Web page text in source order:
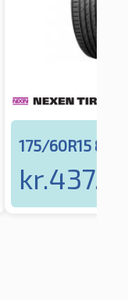
175/60R15 81H
kr.